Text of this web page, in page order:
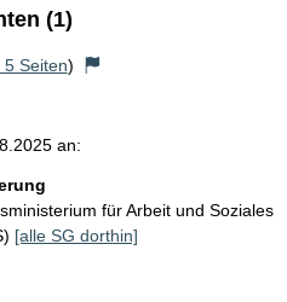
(1)
5 Seiten)
an:
für Arbeit und Soziales
[alle SG dorthin]